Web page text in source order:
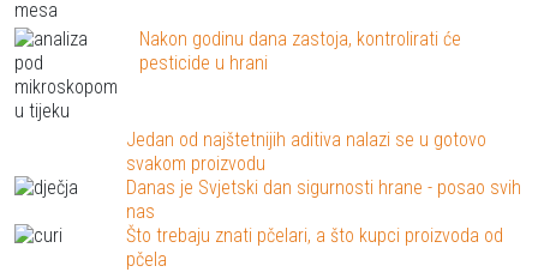
Nakon godinu dana zastoja, kontrolirati će
pesticide u hrani
Jedan od najštetnijih aditiva nalazi se u gotovo
svakom proizvodu
Danas je Svjetski dan sigurnosti hrane - posao svih
nas
Što trebaju znati pčelari, a što kupci proizvoda od
pčela